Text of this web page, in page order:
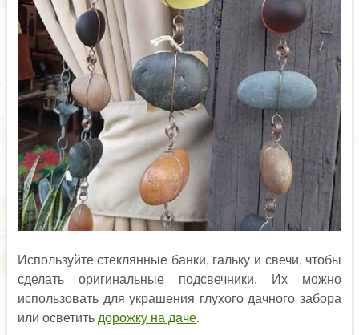
Используйте стеклянные банки, гальку и свечи, чтобы
сделать оригинальные подсвечники. Их можно
использовать для украшения глухого дачного забора
или осветить дорожку на даче.